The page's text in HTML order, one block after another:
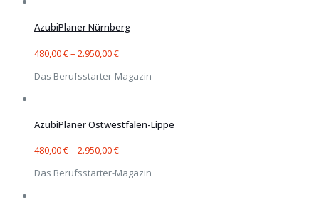
AzubiPlaner Nürnberg
480,00€– 2.950,00€
Das Berufsstarter-Magazin
AzubiPlaner Ostwestfalen-Lippe
480,00€– 2.950,00€
Das Berufsstarter-Magazin